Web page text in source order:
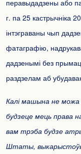
перавыдадзены або
г. па 25 кастрычніка
інтэграваны чып
фатаграфію,
дадзенымі без
раздзелам аб
Калі машына не
будзеце мець права
вам трэба будзе
Штаты,